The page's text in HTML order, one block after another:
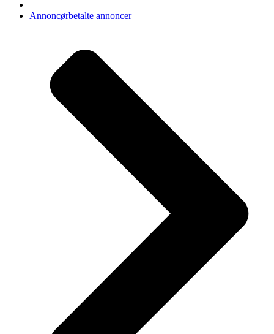
Annoncørbetalte annoncer